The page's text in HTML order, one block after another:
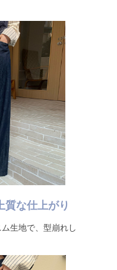
質な仕上がり
生地で、型崩れし